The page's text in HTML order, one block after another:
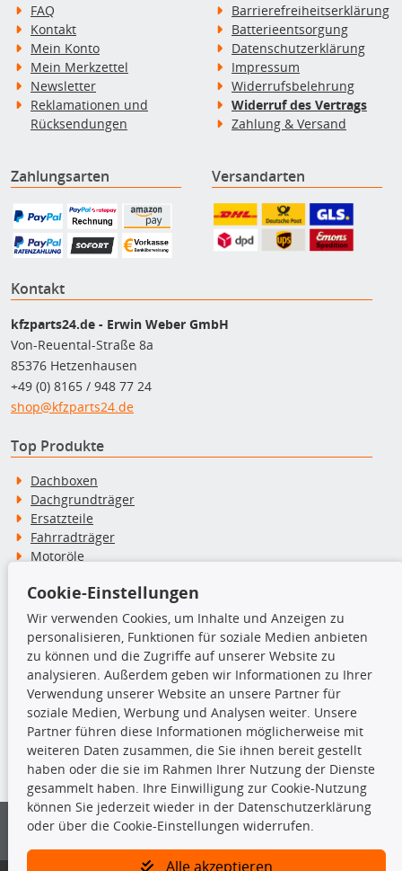
FAQ
Kontakt
Mein Konto
Mein Merkzettel
Newsletter
Reklamationen und
Rücksendungen
Barrierefreiheitserklärung
Batterieentsorgung
Datenschutzerklärung
Impressum
Widerrufsbelehrung
Widerruf des Vertrags
Zahlung & Versand
Zahlungsarten Versandarten
Kontakt
kfzparts24.de - Erwin Weber GmbH
Von-Reuental-Straße 8a
85376 Hetzenhausen
+49 (0) 8165 / 948 77 24
shop@kfzparts24.de
Top Produkte
Dachboxen
Dachgrundträger
Ersatzteile
Fahrradträger
Motoröle
Schneeketten
TecDoc Inside
Die hier angezeigten Daten insbesondere die gesamte Datenbank dürfen
nicht kopiert werden.
Es ist zu unterlassen, die Daten oder die gesamte Datenbank ohne
vorherige Zustimmung von TecDoc zu vervielfältigen, zu verbreiten
und/oder diese Handlungen durch Dritte ausführen zu lassen. Ein
Cookie-Einstellungen
Wir verwenden Cookies, um Inhalte und Anzeigen zu
personalisieren, Funktionen für soziale Medien anbieten
zu können und die Zugriffe auf unserer Website zu
analysieren. Außerdem geben wir Informationen zu Ihrer
Verwendung unserer Website an unsere Partner für
soziale Medien, Werbung und Analysen weiter. Unsere
Partner führen diese Informationen möglicherweise mit
weiteren Daten zusammen, die Sie ihnen bereit gestellt
haben oder die sie im Rahmen Ihrer Nutzung der Dienste
gesammelt haben. Ihre Einwilligung zur Cookie-Nutzung
können Sie jederzeit wieder in der Datenschutzerklärung
oder über die Cookie-Einstellungen widerrufen.
Alle akzeptieren